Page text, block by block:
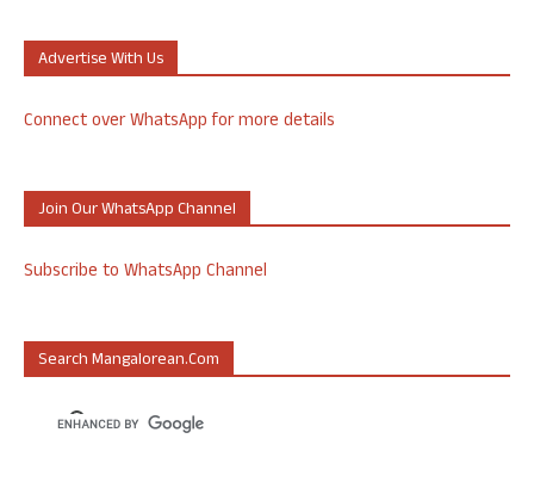
Advertise With Us
Connect over WhatsApp for more details
Join Our WhatsApp Channel
Subscribe to WhatsApp Channel
Search Mangalorean.com